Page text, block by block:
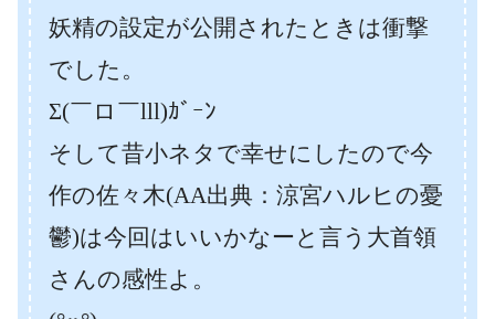
妖精の設定が公開されたときは衝撃
でした。
Σ(￣ロ￣lll)ｶﾞｰﾝ
そして昔小ネタで幸せにしたので今
作の佐々木(AA出典：涼宮ハルヒの憂
鬱)は今回はいいかなーと言う大首領
さんの感性よ。